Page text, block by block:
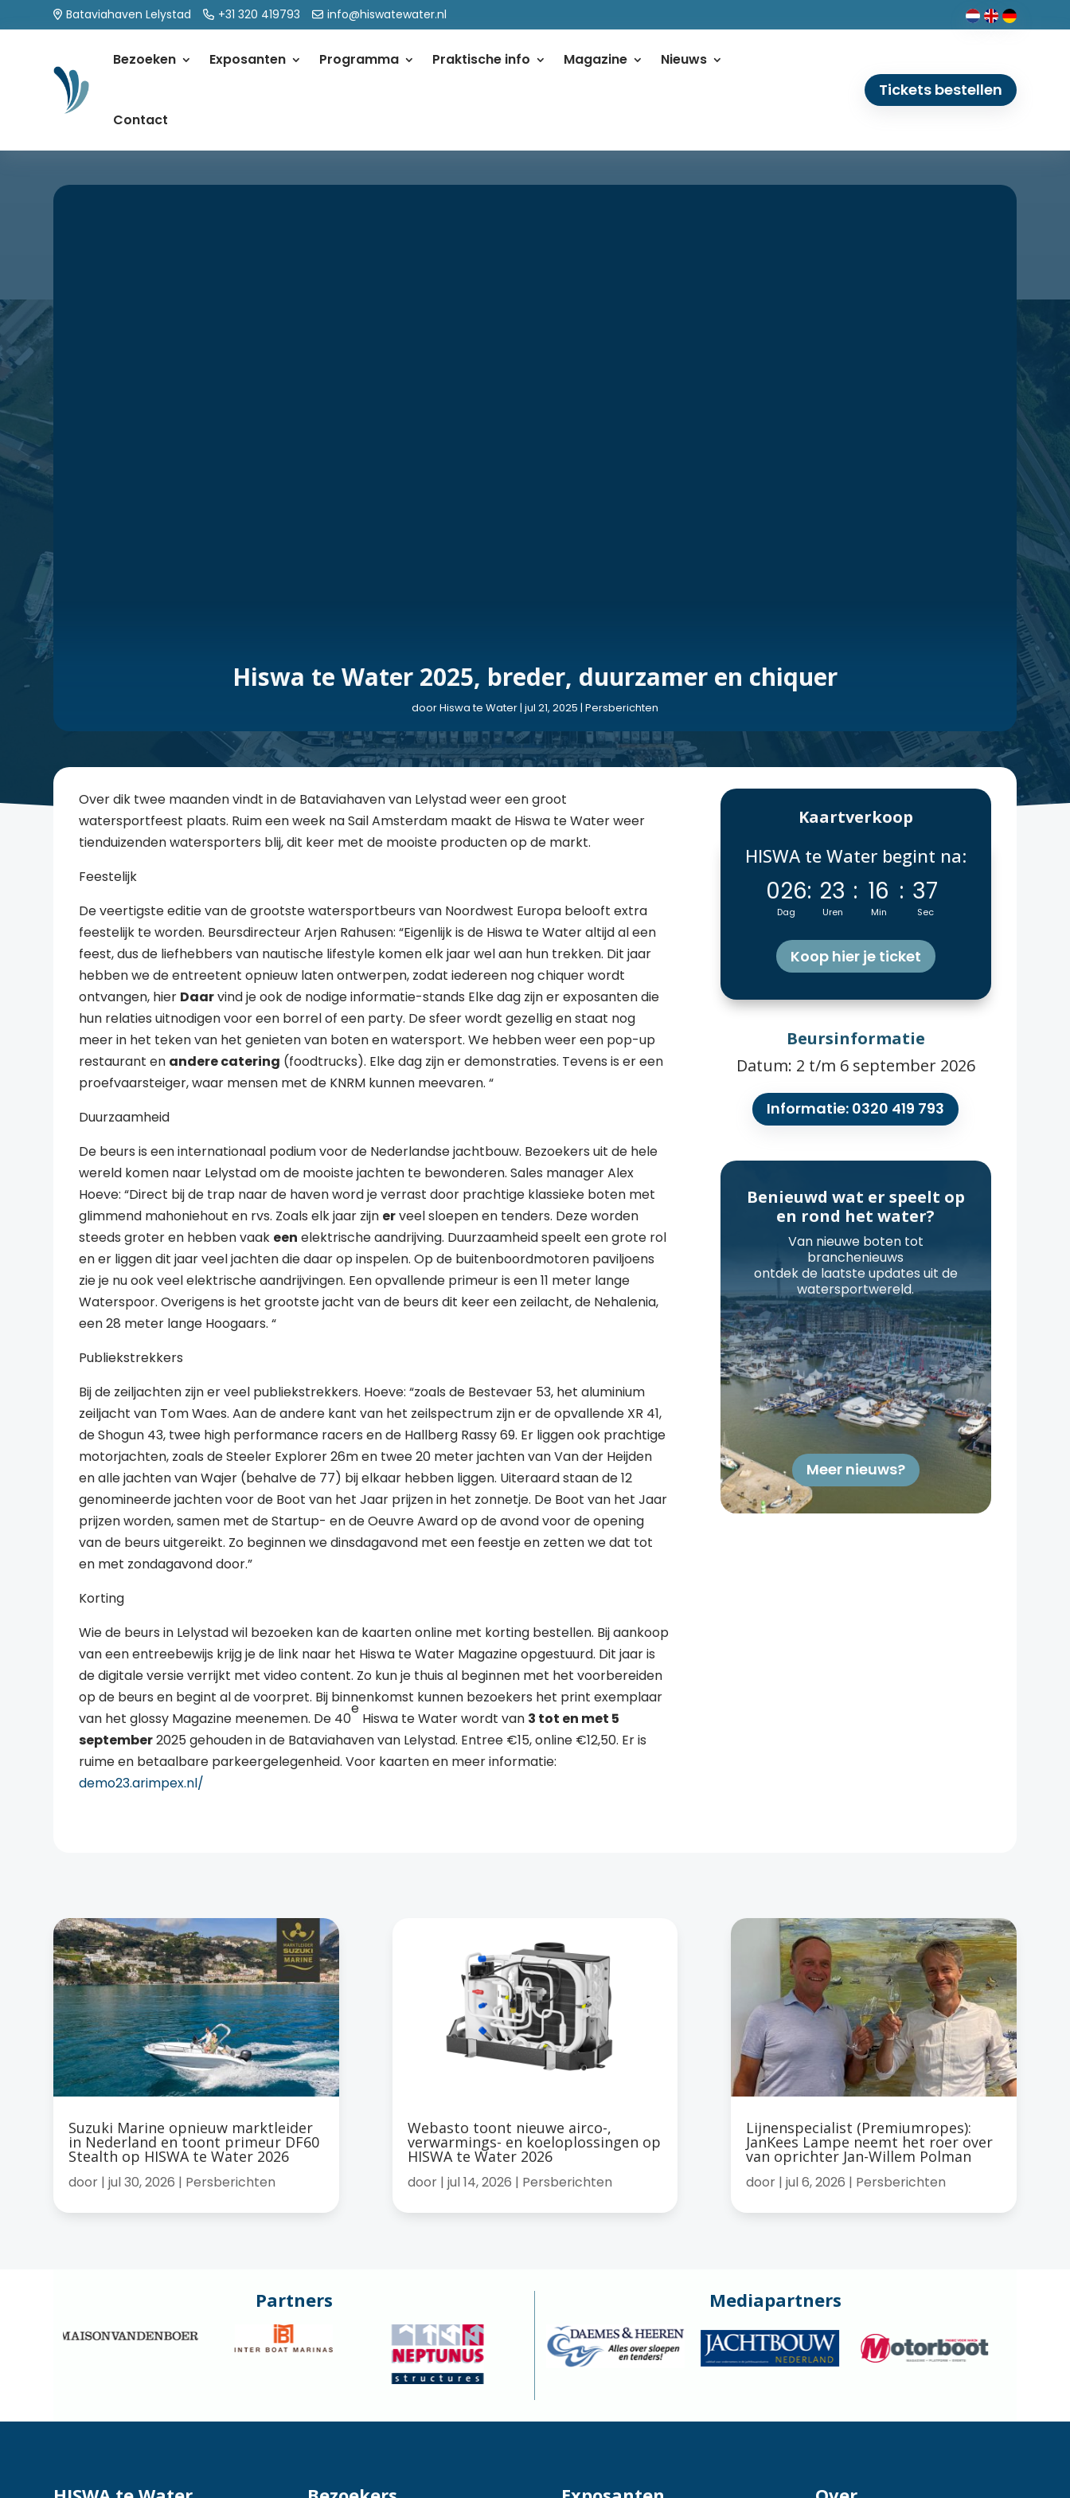
Bataviahaven Lelystad +31 320 419793 info@hiswatewater.nl
Bezoeken Exposanten Programma Praktische info Magazine Nieuws
Contact
Tickets bestellen
Hiswa te Water 2025, breder, duurzamer en chiquer
doorHiswa te Water| jul 21, 2025 | Persberichten
Over dik twee maanden vindt in de Bataviahaven van Lelystad weer een groot
watersportfeest plaats. Ruim een week na Sail Amsterdam maakt de Hiswa te Water weer
tienduizenden watersporters blij, dit keer met de mooiste producten op de markt.
Feestelijk
De veertigste editie van de grootste watersportbeurs van Noordwest Europa belooft extra
feestelijk te worden. Beursdirecteur Arjen Rahusen: “Eigenlijk is de Hiswa te Water altijd al een
feest, dus de liefhebbers van nautische lifestyle komen elk jaar wel aan hun trekken. Dit jaar
hebben we de entreetent opnieuw laten ontwerpen, zodat iedereen nog chiquer wordt
ontvangen, hier Daarvind je ook de nodige informatie-stands Elke dag zijn er exposanten die
hun relaties uitnodigen voor een borrel of een party. De sfeer wordt gezellig en staat nog
meer in het teken van het genieten van boten en watersport. We hebben weer een pop-up
restaurant en andere catering (foodtrucks). Elke dag zijn er demonstraties. Tevens is er een
proefvaarsteiger, waar mensen met de KNRM kunnen meevaren. “
Duurzaamheid
De beurs is een internationaal podium voor de Nederlandse jachtbouw. Bezoekers uit de hele
wereld komen naar Lelystad om de mooiste jachten te bewonderen. Sales manager Alex
Hoeve: “Direct bij de trap naar de haven word je verrast door prachtige klassieke boten met
glimmend mahoniehout en rvs. Zoals elk jaar zijn erveel sloepen en tenders. Deze worden
steeds groter en hebben vaak een elektrische aandrijving. Duurzaamheid speelt een grote rol
en er liggen dit jaar veel jachten die daar op inspelen. Op de buitenboordmotoren paviljoens
zie je nu ook veel elektrische aandrijvingen. Een opvallende primeur is een 11 meter lange
Waterspoor. Overigens is het grootste jacht van de beurs dit keer een zeilacht, de Nehalenia,
een 28 meter lange Hoogaars. “
Publiekstrekkers
Bij de zeiljachten zijn er veel publiekstrekkers. Hoeve: “zoals de Bestevaer 53, het aluminium
zeiljacht van Tom Waes. Aan de andere kant van het zeilspectrum zijn er de opvallende XR 41,
de Shogun 43, twee high performance racers en de Hallberg Rassy 69. Er liggen ook prachtige
motorjachten, zoals de Steeler Explorer 26m en twee 20 meter jachten van Van der Heijden
en alle jachten van Wajer (behalve de 77) bij elkaar hebben liggen. Uiteraard staan de 12
genomineerde jachten voor de Boot van het Jaar prijzen in het zonnetje. De Boot van het Jaar
prijzen worden, samen met de Startup- en de Oeuvre Award op de avond voor de opening
van de beurs uitgereikt. Zo beginnen we dinsdagavond met een feestje en zetten we dat tot
en met zondagavond door.”
Korting
Wie de beurs in Lelystad wil bezoeken kan de kaarten online met korting bestellen. Bij aankoop
van een entreebewijs krijg je de link naar het Hiswa te Water Magazine opgestuurd. Dit jaar is
de digitale versie verrijkt met video content. Zo kun je thuis al beginnen met het voorbereiden
op de beurs en begint al de voorpret. Bij binnenkomst kunnen bezoekers het print exemplaar
van het glossy Magazine meenemen. De 40
e
Hiswa te Water wordt van 3 tot en met 5
september2025 gehouden in de Bataviahaven van Lelystad. Entree €15, online €12,50. Er is
ruime en betaalbare parkeergelegenheid. Voor kaarten en meer informatie:
demo23.arimpex.nl/
Kaartverkoop
HISWA te Water begint na:
026
Dag
: 23
Uren
: 16
Min
: 36
Sec
Koop hier je ticket
Beursinformatie
Datum: 2 t/m 6 september 2026
Informatie: 0320 419 793
Benieuwd wat er speelt op
en rond het water?
Van nieuwe boten tot
branchenieuws
ontdek de laatste updates uit de
watersportwereld.
Meer nieuws?
Suzuki Marine opnieuw marktleider
in Nederland en toont primeur DF60
Stealth op HISWA te Water 2026
door |jul 30, 2026 | Persberichten
Webasto toont nieuwe airco-,
verwarmings- en koeloplossingen op
HISWA te Water 2026
door | jul 14, 2026 | Persberichten
Lijnenspecialist (Premiumropes):
JanKees Lampe neemt het roer over
van oprichter Jan-Willem Polman
door | jul 6, 2026 | Persberichten
Partners Mediapartners